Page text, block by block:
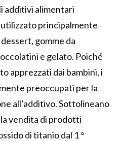
additivi alimentari
principalmente
gomme da
e gelato. Poiché
apprezzati dai bambini, i
preoccupati per la
all’additivo. Sottolineano
vendita di prodotti
di titanio dal 1 °